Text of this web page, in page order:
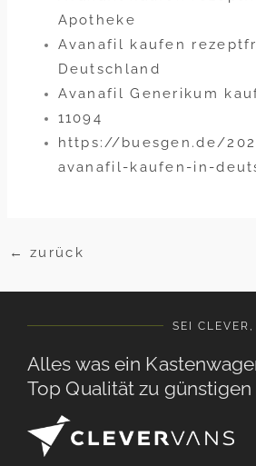
Apotheke
Avanafil kaufen
Deutschland
Avanafil Generikum
11094
https://buesgen.de/
avanafil-kaufen-in-
← zurück
SEI
Alles was ein
Top Qualität zu günstigen